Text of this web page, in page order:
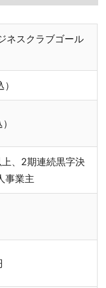
ネスクラブゴール
、2期連続黒字決
事業主